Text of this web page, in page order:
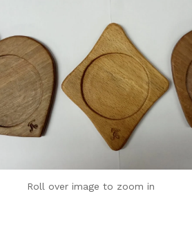
Roll over image to zoom in